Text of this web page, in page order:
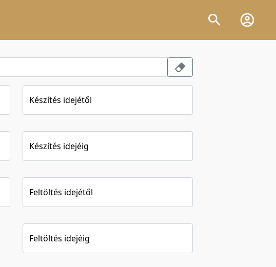
Készítés idejétől
Készítés idejéig
Feltöltés idejétől
Feltöltés idejéig